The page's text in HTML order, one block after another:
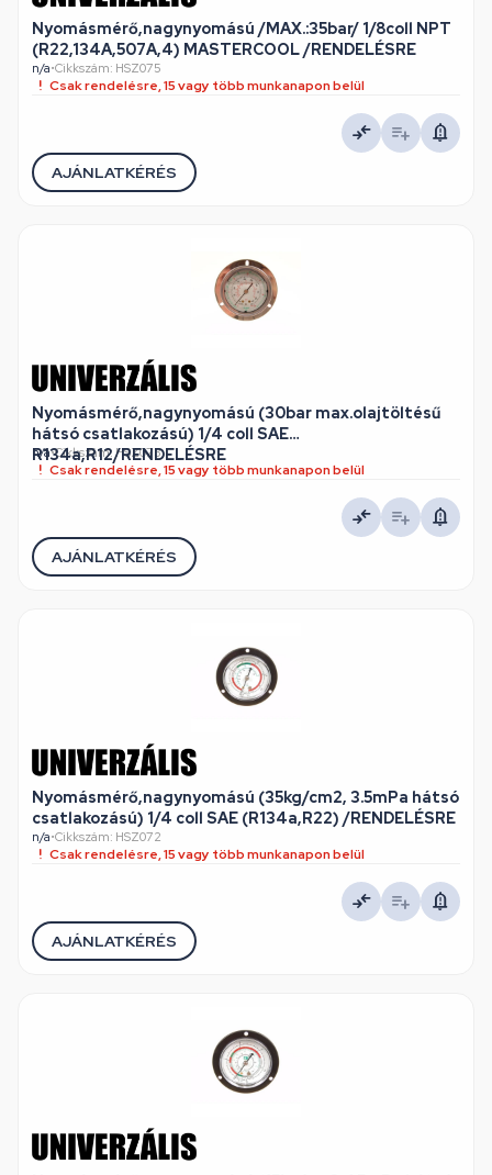
Nyomásmérő,nagynyomású /MAX.:35bar/ 1/8coll NPT
(R22,134A,507A,4) MASTERCOOL /RENDELÉSRE
n/a•Cikkszám: HSZ075
Csak rendelésre, 15 vagy több munkanapon belül
AJÁNLATKÉRÉS
Nyomásmérő,nagynyomású (30bar max.olajtöltésű
hátsó csatlakozású) 1/4 coll SAE
R134a,R12/RENDELÉSRE
n/a•Cikkszám: HSZ073
Csak rendelésre, 15 vagy több munkanapon belül
AJÁNLATKÉRÉS
Nyomásmérő,nagynyomású (35kg/cm2, 3.5mPa hátsó
csatlakozású) 1/4 coll SAE (R134a,R22) /RENDELÉSRE
n/a•Cikkszám: HSZ072
Csak rendelésre, 15 vagy több munkanapon belül
AJÁNLATKÉRÉS